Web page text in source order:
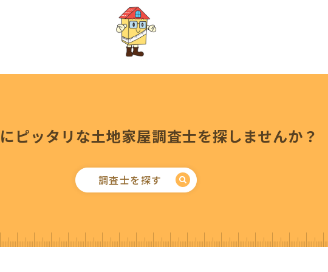
ピッタリな土地家屋調査士を探しませんか？
調査士を探す